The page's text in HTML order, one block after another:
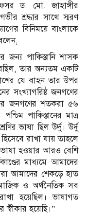
ড. মো. জাহাঙ্গীর
শ্রদ্ধার সাথে স্মরণ
বিনিময়ে বাংলাকে
জন্য পাকিস্তানি শাসক
তার অন্যতম একটি
যে বাহন তার উপর
সংখ্যাগরিষ্ঠ জনগণের
জনগণের শতকরা ৫৬
পাকিস্তানের মাত্র
ভাষা ছিল উর্দু। উর্দু
হিসেবে রাখা যায় তাহলে
হওয়ার আরও বেশি
মাধ্যমে আমাদের
আমাদের শেকড়ে হাত
ও অর্থনৈতিক সব
হয়েছিল। ভাষাগত
স্বীকার হয়েছি।”